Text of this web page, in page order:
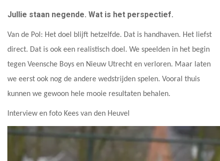
Jullie staan negende. Wat is het perspectief.
Van de Pol: Het doel blijft hetzelfde. Dat is handhaven. Het liefst
direct. Dat is ook een realistisch doel. We speelden in het begin
tegen Veensche Boys en Nieuw Utrecht en verloren. Maar laten
we eerst ook nog de andere wedstrijden spelen. Vooral thuis
kunnen we gewoon hele mooie resultaten behalen.
Interview en foto Kees van den Heuvel